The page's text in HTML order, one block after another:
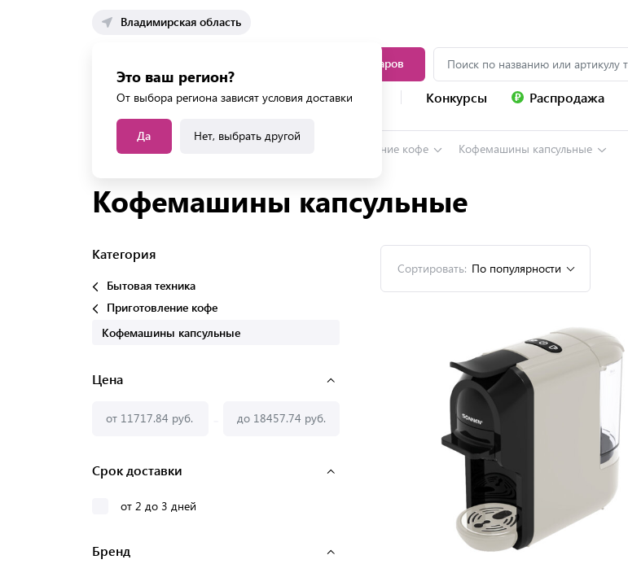
Владимирская область
Это ваш регион?
От выбора региона зависят условия доставки
Да Нет, выбрать другой
Каталог товаров
Каталог услуг Конкурсы Распродажа
Главная Каталог Приготовление кофе Кофемашины капсульные
Кофемашины капсульные
Категория
Бытовая техника
Приготовление кофе
Кофемашины капсульные
Цена
Срок доставки
от 2 до 3 дней
Бренд
Сортировать: По популярности